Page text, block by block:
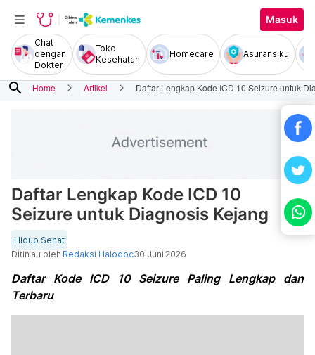
Masuk
Chat
dengan
Dokter
Toko
Kesehatan
Homecare Asuransiku
search Home Artikel Daftar Lengkap Kode ICD 10 Seizure untuk
Daftar Lengkap Kode ICD 10
Seizure untuk Diagnosis Kejang
Hidup Sehat
Ditinjau oleh Redaksi Halodoc30 Juni 2026
Daftar Kode ICD 10 Seizure Paling Lengkap dan
Terbaru